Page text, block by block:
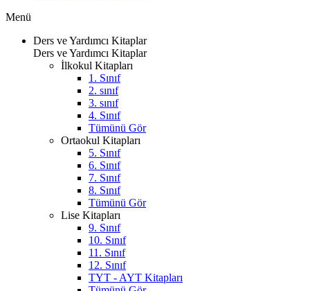
Menü
Ders ve Yardımcı Kitaplar
Ders ve Yardımcı Kitaplar
İlkokul Kitapları
1. Sınıf
2. sınıf
3. sınıf
4. Sınıf
Tümünü Gör
Ortaokul Kitapları
5. Sınıf
6. Sınıf
7. Sınıf
8. Sınıf
Tümünü Gör
Lise Kitapları
9. Sınıf
10. Sınıf
11. Sınıf
12. Sınıf
TYT - AYT Kitapları